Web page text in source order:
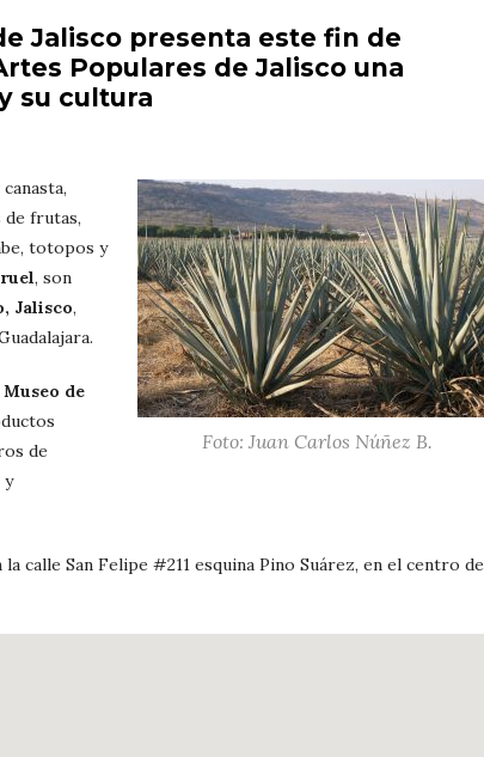
Jalisco presenta este fin de
Populares de Jalisco una
su cultura
Foto: Juan Carlos Núñez B.
frutas,
totopos y
, son
Jalisco,
Museo de
de
y
la calle San Felipe #211 esquina Pino Suárez, en el centro de